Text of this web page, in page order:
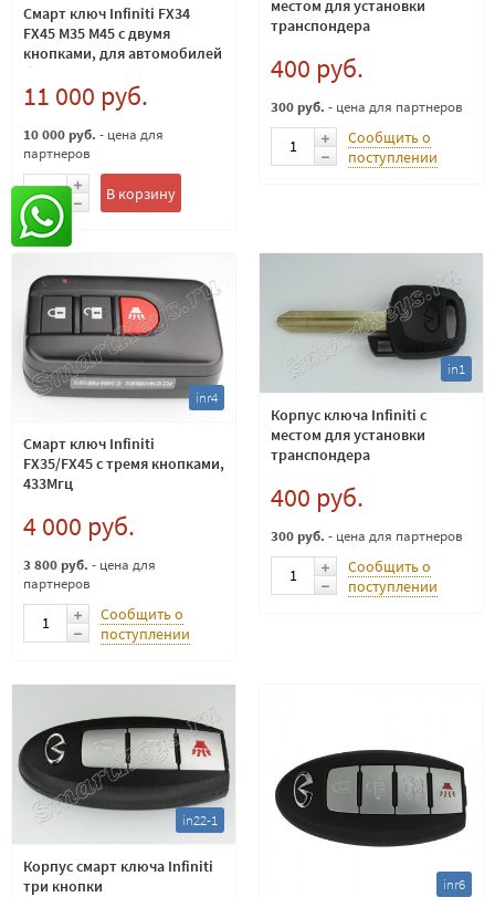
Смарт ключ Infiniti FX34
FX45 M35 M45 с двумя
кнопками, для автомобилей
без кнопки START, 433Мгц
оригинал
11 000 руб.
10 000 руб. - цена для
партнеров
В корзину
местом для установки
транспондера
400 руб.
300 руб. - цена для партнеров
Сообщить о
поступлении
inr4
Смарт ключ Infiniti
FX35/FX45 с тремя кнопками,
433Мгц
4 000 руб.
3 800 руб. - цена для
партнеров
Сообщить о
поступлении
in1
Корпус ключа Infiniti с
местом для установки
транспондера
400 руб.
300 руб. - цена для партнеров
Сообщить о
поступлении
in22-1
Корпус смарт ключа Infiniti
три кнопки
inr6